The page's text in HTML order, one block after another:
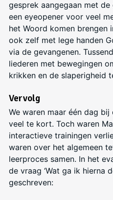
gesprek aangegaan met
een eyeopener voor veel
het Woord komen brengen
ook zelf met lege handen
via de gevangenen.
liederen met bewegingen
krikken en de slaperigheid
Vervolg
We waren maar één dag
veel te kort. Toch waren
interactieve trainingen
waren over het algemeen
leerproces samen. In het
de vraag ‘Wat ga ik hierna
geschreven: